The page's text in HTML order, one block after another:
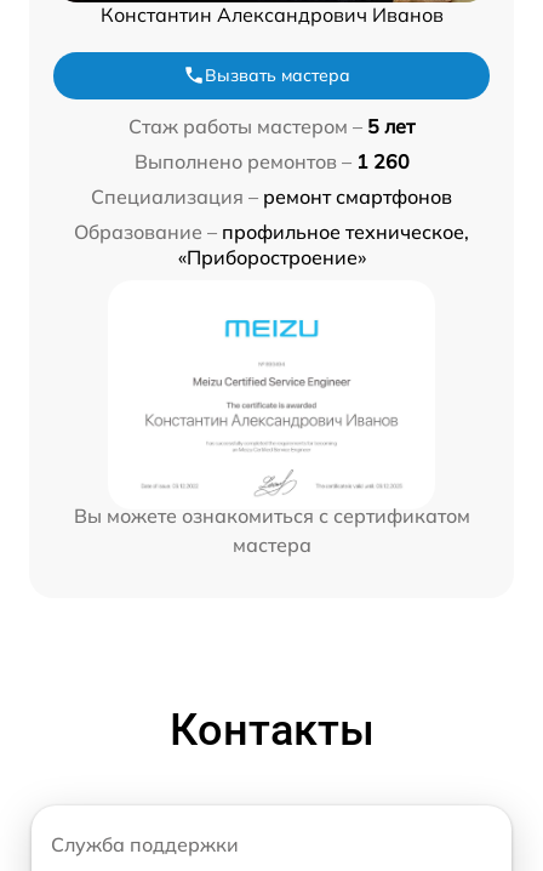
Константин Александрович Иванов
Вызвать мастера
Стаж работы мастером – 5 лет
Выполнено ремонтов – 1 260
Специализация – ремонт смартфонов
Образование – профильное техническое,
«Приборостроение»
Вы можете ознакомиться с сертификатом
мастера
Контакты
Служба поддержки